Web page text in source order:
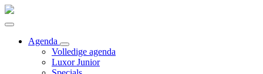
Agenda
Volledige agenda
Luxor Junior